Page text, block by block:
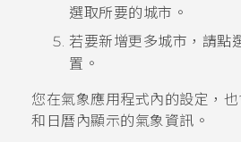
選取所要的城市。
若要新增更多城市，請點
置。
您在氣象應用程式內的設定，也
和 日曆內顯示的氣象資訊。